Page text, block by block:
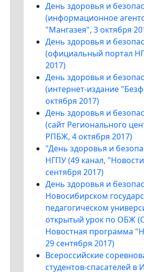
День здоровья и
(информационное
"Мангазея", 3 октября
День здоровья и
(официальный портал
2017)
День здоровья и
(интернет-издание
октября 2017)
День здоровья и
(сайт Регионального
РПБЖ, 4 октября 2017)
"День здоровья и
НГПУ (49 канал,
сентября 2017)
День здоровья и
Новосибирском
педагогическом
открытый урок по ОБЖ
Новостная программа
29 сентября 2017)
Всероссийские
студентов-спасателей в